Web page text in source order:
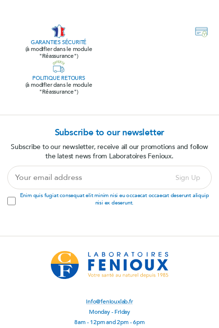
GARANTIES SÉCURITÉ
(à modifier dans le module
"Réassurance")
POLITIQUE RETOURS
(à modifier dans le module
"Réassurance")
info@feniouxlab.fr
Monday - Friday
8am - 12pm and 2pm - 6pm
Subscribe to our newsletter
Subscribe to our newsletter, receive all our promotions and follow
the latest news from Laboratoires Fenioux.
address
Sign Up
Enim quis fugiat consequat elit minim nisi eu occaecat occaecat deserunt aliquip
nisi ex deserunt.